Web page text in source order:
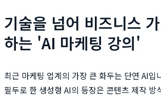
기술을 넘어 비즈니스
하는 'AI 마케팅 강의'
최근 마케팅 업계의 가장 큰 화두는 단연 AI입
필두로 한 생성형 AI의 등장은 콘텐츠 제작 방